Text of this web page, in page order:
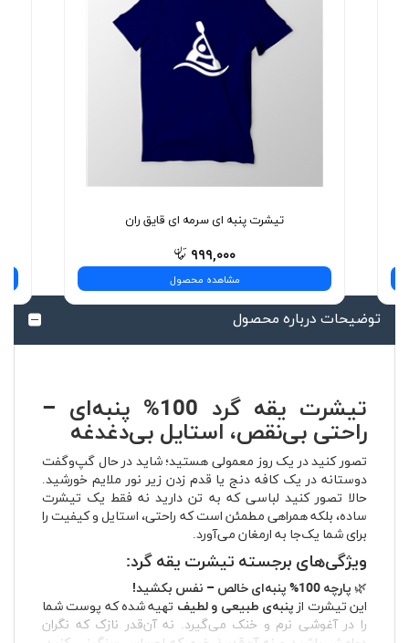
تیشرت پنبه ای سرمه ای قایق ران
۹۹۹,۰۰۰
مشاهده محصول
توضیحات درباره محصول
تیشرت یقه گرد 100% پنبه‌ای –
راحتی بی‌نقص، استایل بی‌دغدغه
تصور کنید در یک روز معمولی هستید؛ شاید در حال گپ‌وگفت
دوستانه در یک کافه دنج یا قدم زدن زیر نور ملایم خورشید.
حالا تصور کنید لباسی که به تن دارید نه فقط یک تیشرت
ساده، بلکه همراهی مطمئن است که راحتی، استایل و کیفیت را
برای شما یک‌جا به ارمغان می‌آورد.
ویژگی‌های برجسته تیشرت یقه گرد:
🌿 پارچه 100% پنبه‌ای خالص – نفس بکشید!
این تیشرت از پنبه‌ی طبیعی و لطیف تهیه شده که پوست شما
را در آغوشی نرم و خنک می‌گیرد. نه آن‌قدر نازک که نگران